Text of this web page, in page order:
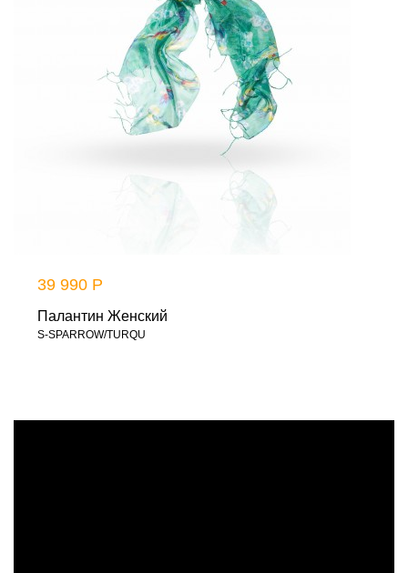
39 990 Р
Палантин Женский
S-SPARROW/TURQU